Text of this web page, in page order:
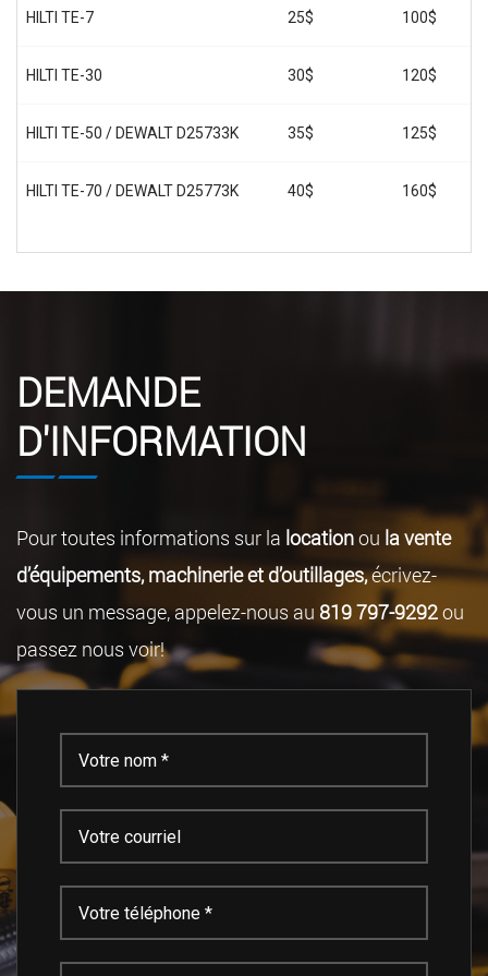
HILTI TE-7 25$ 100$
HILTI TE-30 30$ 120$
HILTI TE-50 / DEWALT D25733K 35$ 125$
HILTI TE-70 / DEWALT D25773K 40$ 160$
DEMANDE
D'INFORMATION
Pour toutes informations sur la locationou la vente
d’équipements, machinerie et d’outillages,écrivez-
vous un message, appelez-nous au 819 797-9292ou
passez nous voir!